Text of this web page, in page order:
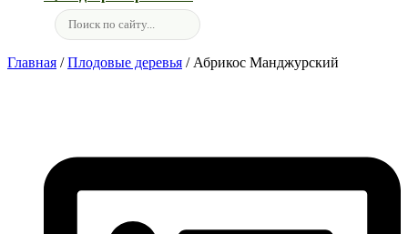
Главная /Плодовые деревья / Абрикос Манджурский